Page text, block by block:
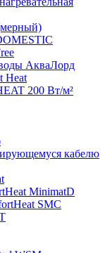
АкваЛорд
Heat
200 Вт/м²
кабелю
MinimatD
SMC